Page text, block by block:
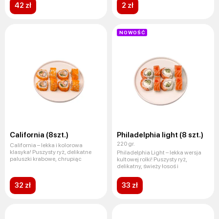
42 zł 2 zł
California (8szt.)
California – lekka i kolorowa
klasyka! Puszysty ryż, delikatne
paluszki krabowe, chrupiąc
32 zł
NOWOŚĆ
Philadelphia light (8 szt.)
220 gr.
Philadelphia Light – lekka wersja
kultowej rolki! Puszysty ryż,
delikatny, świeży łosoś i
33 zł